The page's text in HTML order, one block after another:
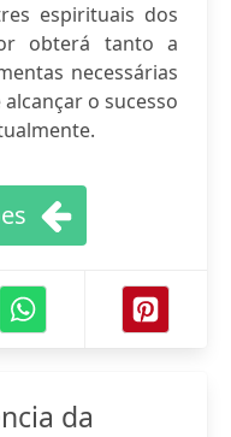
espirituais dos
obterá tanto a
necessárias
o sucesso
da